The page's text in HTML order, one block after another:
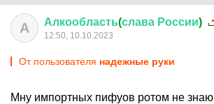
А Алкообласть(слава России)
12:50, 10.10.2023
От пользователя надежные руки
Мну импортных пифуов ротом не знаю